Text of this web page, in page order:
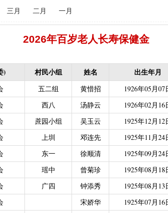
贴
已结束） | 中等职业学校国家助学金（教育局）（
普通高中国家助学金
| 生态公益林激励性补助（已结束） | 生态公益
人生活津贴（残联）（已结束，移至民政局）
结束，移至民政局）
南粤扶残助学工程（高等教
纳城乡居民基本养老保险费 | 重度残疾人医疗保险
结束） | 基本农田保护经济补偿
广东省贫困归
月移交至医疗保障局） | 技能晋升培训补贴 | 灵
保零星报销（2021年1月移交至医疗保障局）
）（已结束） | 一次性创业资助 | 大中型水库移
民医保零星报销 | 困难群众医疗救助
三月 二月 一月
2026年百岁老人长寿保健金
) 村民小组 姓名 出生年月
五二组 黄惜招 1926年05月07
西八 汤静云 1926年02月16
蔗园小组 吴玉云 1925年12月12
上圳 邓连先 1925年11月24
东一 徐顺清 1925年09月24
瑶中 曾菊珍 1925年08月18
广四 钟添秀 1925年08月13
宋娇华 1925年07月16